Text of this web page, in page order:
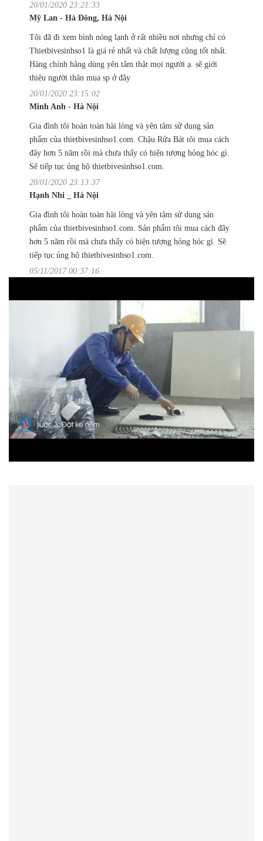
20/01/2020 23:21:33
Mỹ Lan - Hà Đông, Hà Nội
Tôi đã đi xem bình nóng lạnh ở rất nhiều nơi nhưng chỉ có
Thietbivesinhso1 là giá rẻ nhất và chất lượng cũng tốt nhất.
Hàng chính hãng dùng yên tâm thật mọi người ạ. sẽ giới
thiệu người thân mua sp ở đây
20/01/2020 23:15:02
Minh Anh - Hà Nội
Gia đình tôi hoàn toàn hài lòng và yên tâm sử dụng sản
phẩm của thietbivesinhso1.com. Chậu Rửa Bát tôi mua cách
đây hơn 5 năm rồi mà chưa thấy có hiện tượng hỏng hóc gì.
Sẽ tiếp tục ủng hộ thietbivesinhso1.com.
20/01/2020 23:13:37
Hạnh Nhi _ Hà Nội
Gia đình tôi hoàn toàn hài lòng và yên tâm sử dụng sản
phẩm của thietbivesinhso1.com. Sản phẩm tôi mua cách đây
hơn 5 năm rồi mà chưa thấy có hiện tượng hỏng hóc gì. Sẽ
tiếp tục ủng hộ thietbivesinhso1.com.
05/11/2017 00:37:16